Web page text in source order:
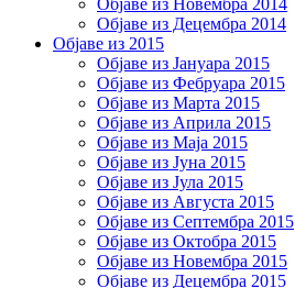
Објаве из Новембра 2014
Објаве из Децембра 2014
Објаве из 2015
Објаве из Јануара 2015
Објаве из Фебруара 2015
Објаве из Марта 2015
Објаве из Априла 2015
Објаве из Маја 2015
Објаве из Јуна 2015
Објаве из Јула 2015
Објаве из Августа 2015
Објаве из Септембра 2015
Објаве из Октобра 2015
Објаве из Новембра 2015
Објаве из Децембра 2015